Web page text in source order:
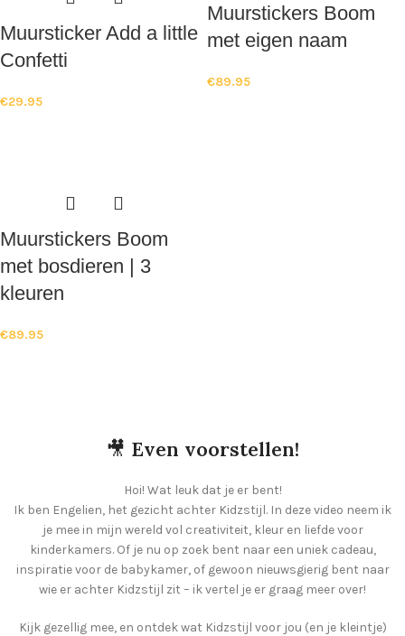
Muursticker Add a little
Confetti
€29.95
Muurstickers Boom
met eigen naam
€89.95
Muurstickers Boom
met bosdieren | 3
kleuren
€89.95
🎥 Even voorstellen!
Hoi! Wat leuk dat je er bent!
Ik ben Engelien, het gezicht achter Kidzstijl. In deze video neem ik
je mee in mijn wereld vol creativiteit, kleur en liefde voor
kinderkamers. Of je nu op zoek bent naar een uniek cadeau,
inspiratie voor de babykamer, of gewoon nieuwsgierig bent naar
wie er achter Kidzstijl zit – ik vertel je er graag meer over!
Kijk gezellig mee, en ontdek wat Kidzstijl voor jou (en je kleintje)